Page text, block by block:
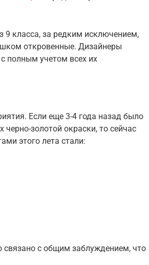
9 класса, за редким исключением,
откровенные. Дизайнеры
полным учетом всех их
Если еще 3-4 года назад было
золотой окраски, то сейчас
этого лета стали:
связано с общим заблуждением, что